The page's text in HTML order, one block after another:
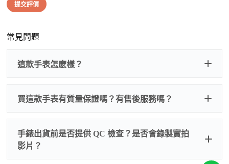
提交評價
常見問題
這款手表怎麽樣？
買這款手表有質量保證嗎？有售後服務嗎？
手錶出貨前是否提供 QC 檢查？是否會錄製實拍
影片？